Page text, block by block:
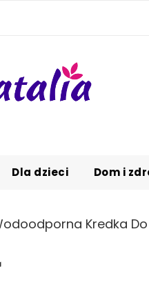
Dla dzieci Dom i
Kredka